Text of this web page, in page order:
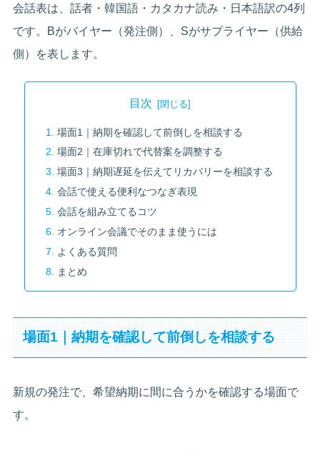
会話表は、話者・韓国語・カタカナ読み・日本語訳の4列
です。Bがバイヤー（発注側）、Sがサプライヤー（供給
側）を表します。
目次
場面1｜納期を確認して前倒しを相談する
場面2｜在庫切れで代替案を調整する
場面3｜納期遅延を伝えてリカバリーを相談する
会話で使える便利なつなぎ表現
会話を組み立てるコツ
オンライン会議でそのまま使うには
よくある質問
まとめ
場面1｜納期を確認して前倒しを相談する
新規の発注で、希望納期に間に合うかを確認する場面で
す。